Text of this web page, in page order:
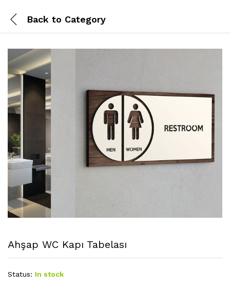
Back to Category
Ahşap WC Kapı Tabelası
Status: In stock